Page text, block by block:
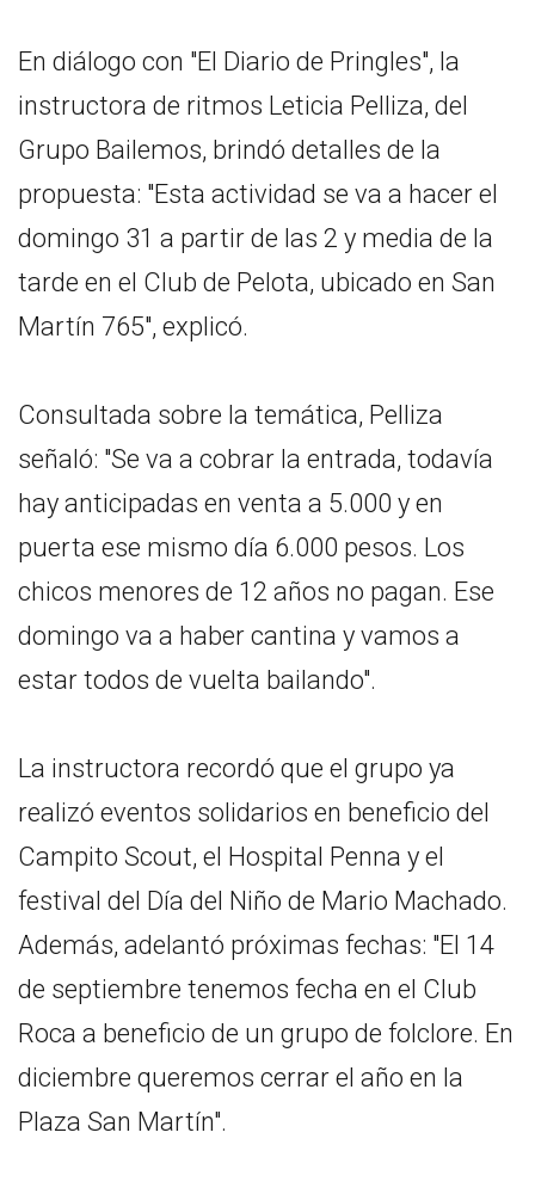
En diálogo con "El Diario de Pringles", la
instructora de ritmos Leticia Pelliza, del
Grupo Bailemos, brindó detalles de la
propuesta: "Esta actividad se va a hacer el
domingo 31 a partir de las 2 y media de la
tarde en el Club de Pelota, ubicado en San
Martín 765", explicó.
Consultada sobre la temática, Pelliza
señaló: "Se va a cobrar la entrada, todavía
hay anticipadas en venta a 5.000 y en
puerta ese mismo día 6.000 pesos. Los
chicos menores de 12 años no pagan. Ese
domingo va a haber cantina y vamos a
estar todos de vuelta bailando".
La instructora recordó que el grupo ya
realizó eventos solidarios en beneficio del
Campito Scout, el Hospital Penna y el
festival del Día del Niño de Mario Machado.
Además, adelantó próximas fechas: "El 14
de septiembre tenemos fecha en el Club
Roca a beneficio de un grupo de folclore. En
diciembre queremos cerrar el año en la
Plaza San Martín".